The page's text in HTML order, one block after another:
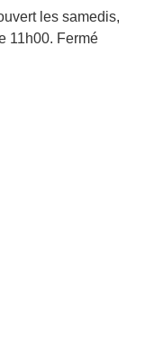
les samedis,
11h00. Fermé